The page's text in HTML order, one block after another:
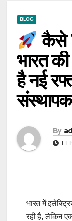
BLOG
कैसे
भारत
है नई
By
भारत में
रही है, लेकिन